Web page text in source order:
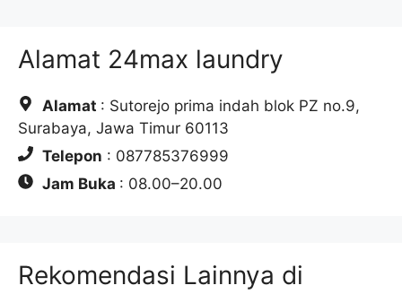
Alamat 24max laundry
Alamat : Sutorejo prima indah blok PZ no.9,
Surabaya, Jawa Timur 60113
Telepon : 087785376999
Jam Buka : 08.00–20.00
Rekomendasi Lainnya di